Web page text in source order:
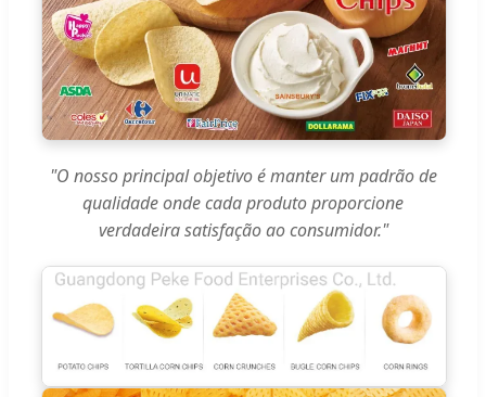
"O nosso principal objetivo é manter um padrão de
qualidade onde cada produto proporcione
verdadeira satisfação ao consumidor."